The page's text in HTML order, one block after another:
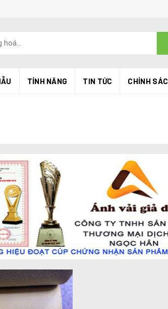
TÍNH NĂNG TIN TỨC CHÍNH